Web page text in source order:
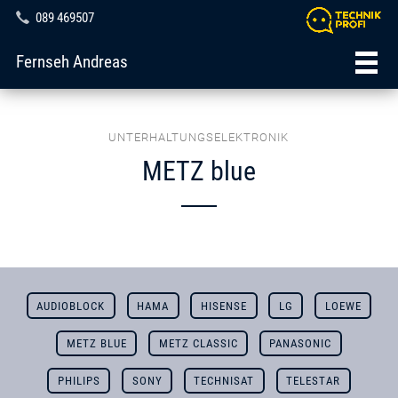
089 469507
Fernseh Andreas
UNTERHALTUNGSELEKTRONIK
METZ blue
AUDIOBLOCK HAMA HISENSE LG LOEWE
METZ BLUE METZ CLASSIC PANASONIC
PHILIPS SONY TECHNISAT TELESTAR